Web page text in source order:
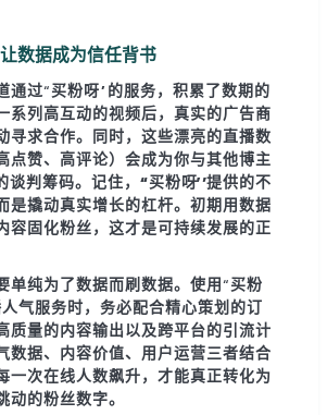
数据成为信任背书
通过“买粉呀”的服务，积累了数期的
系列高互动的视频后，真实的广告商
寻求合作。同时，这些漂亮的直播数
点赞、高评论）会成为你与其他博主
判筹码。记住， “买粉呀”提供的不
是撬动真实增长的杠杆。初期用数据
容固化粉丝，这才是可持续发展的正
单纯为了数据而刷数据。使用“买粉
气服务时，务必配合精心策划的订
质量的内容输出以及跨平台的引流计
数据、内容价值、用户运营三者结合
一次在线人数飙升，才能真正转化为
的粉丝数字。